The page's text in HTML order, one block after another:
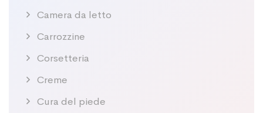
Camera da letto
Carrozzine
Corsetteria
Creme
Cura del piede